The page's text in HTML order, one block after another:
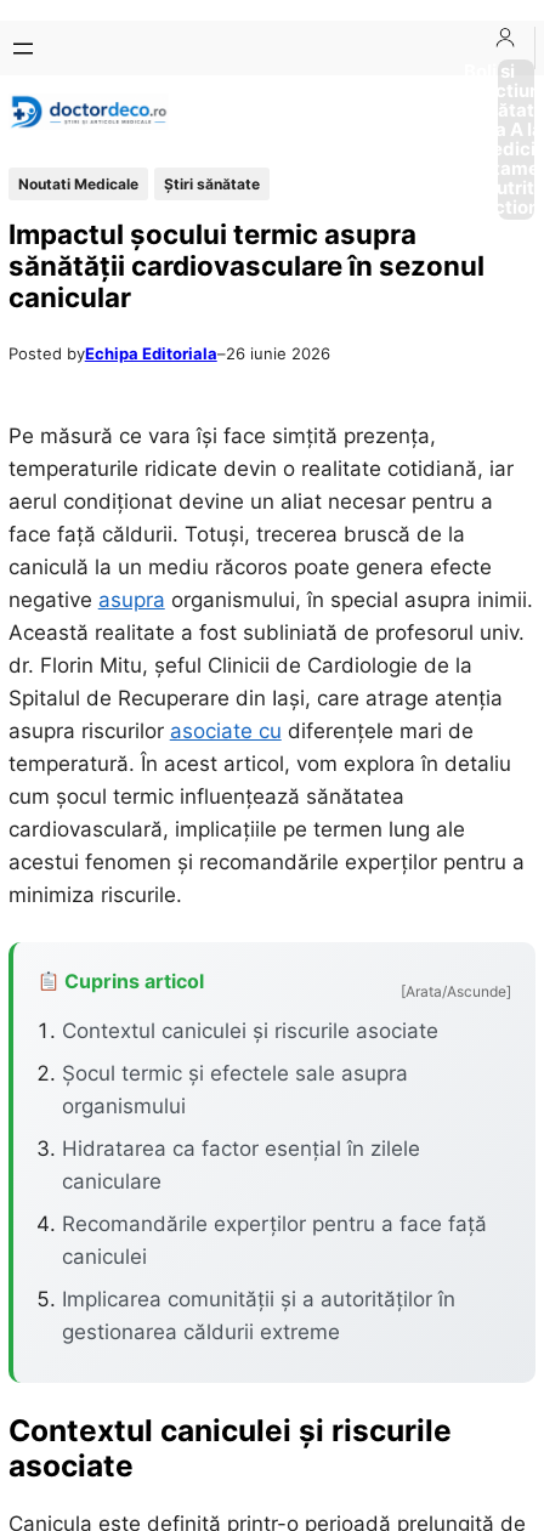
conținut
content
Boli si
Afectiuni
Sănătate
de la A
Noutati Medicale Ştiri sănătate
Impactul șocului termic asupra
sănătății cardiovasculare în sezonul
canicular
Posted byEchipa Editoriala–26 iunie 2026
Pe măsură ce vara își face simțită prezența,
temperaturile ridicate devin o realitate cotidiană, iar
aerul condiționat devine un aliat necesar pentru a
face față căldurii. Totuși, trecerea bruscă de la
caniculă la un mediu răcoros poate genera efecte
negative asupra organismului, în special asupra inimii.
Această realitate a fost subliniată de profesorul univ.
dr. Florin Mitu, șeful Clinicii de Cardiologie de la
Spitalul de Recuperare din Iași, care atrage atenția
asupra riscurilor asociate cu diferențele mari de
temperatură. În acest articol, vom explora în detaliu
cum șocul termic influențează sănătatea
cardiovasculară, implicațiile pe termen lung ale
acestui fenomen și recomandările experților pentru a
minimiza riscurile.
Cuprins articol [Arata/Ascunde]
Contextul caniculei și riscurile asociate
Șocul termic și efectele sale asupra
organismului
Hidratarea ca factor esențial în zilele
caniculare
Recomandările experților pentru a face față
caniculei
Implicarea comunității și a autorităților în
gestionarea căldurii extreme
Contextul caniculei și riscurile
asociate
Canicula este definită printr-o perioadă prelungită de